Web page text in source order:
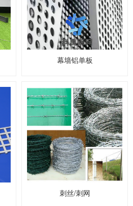
幕墙铝单板
刺丝/刺网